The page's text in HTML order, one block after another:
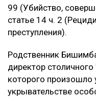
99 (Убийство,
статье 14 ч. 2
преступления).
Родственник
директор столичного
которого произошло
укрывательстве